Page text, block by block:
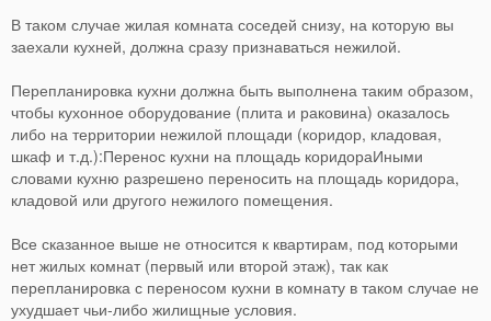
В таком случае жилая комната соседей снизу, на которую вы
заехали кухней, должна сразу признаваться нежилой.
Перепланировка кухни должна быть выполнена таким образом,
чтобы кухонное оборудование (плита и раковина) оказалось
либо на территории нежилой площади (коридор, кладовая,
шкаф и т.д.):Перенос кухни на площадь коридораИными
словами кухню разрешено переносить на площадь коридора,
кладовой или другого нежилого помещения.
Все сказанное выше не относится к квартирам, под которыми
нет жилых комнат (первый или второй этаж), так как
перепланировка с переносом кухни в комнату в таком случае не
ухудшает чьи-либо жилищные условия.